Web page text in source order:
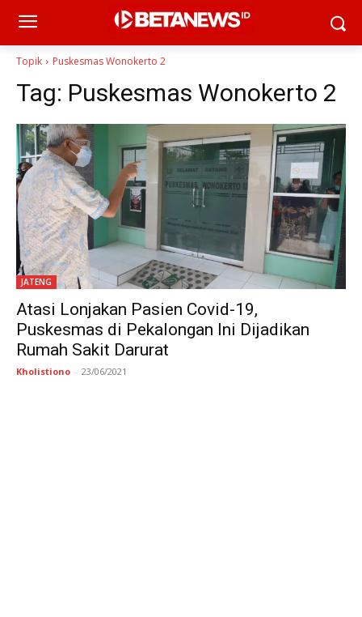
Topik Puskesmas Wonokerto 2
Tag: Puskesmas Wonokerto 2
JATENG
Atasi Lonjakan Pasien Covid-19,
Puskesmas di Pekalongan Ini Dijadikan
Rumah Sakit Darurat
Kholistiono - 23/06/2021